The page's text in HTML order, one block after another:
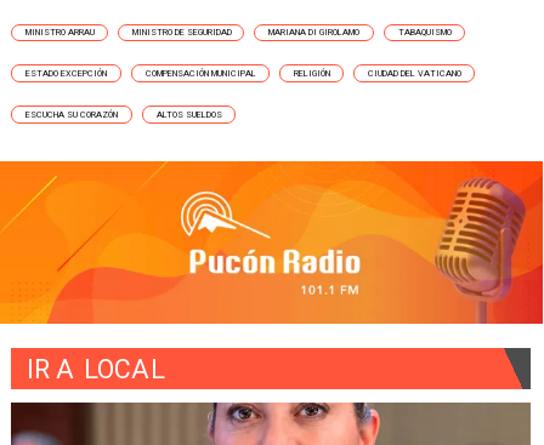
MINISTRO ARRAU MINISTRO DE SEGURIDAD MARIANA DI GIROLAMO TABAQUISMO
ESTADO EXCEPCIÓN COMPENSACIÓN MUNICIPAL RELIGIÓN CIUDAD DEL VATICANO
ESCUCHA SU CORAZÓN ALTOS SUELDOS
IR A LOCAL